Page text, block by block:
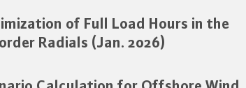
of Full Load Hours in the
Radials (Jan. 2026)